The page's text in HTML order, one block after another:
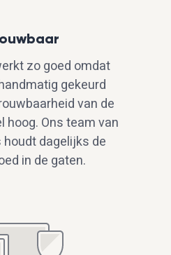
zo goed omdat
gekeurd
van de
hoog. Ons team van
dagelijks de
in de gaten.